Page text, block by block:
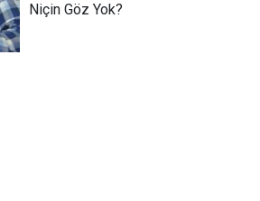
Niçin Göz Yok?